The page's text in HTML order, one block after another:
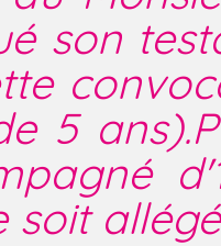
son
5
soit